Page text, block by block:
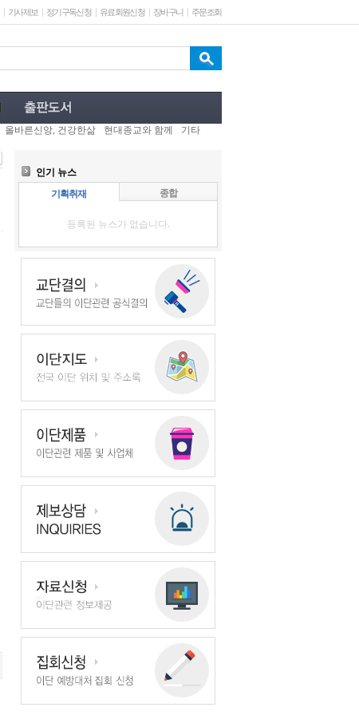
기사제보 정기구독신청 유료회원신청 장바구니 주문조회
올바른신앙, 건강한삶 현대종교와 함께
기타
인기 뉴스
기획취재
종합
등록된 뉴스가 없습니다.